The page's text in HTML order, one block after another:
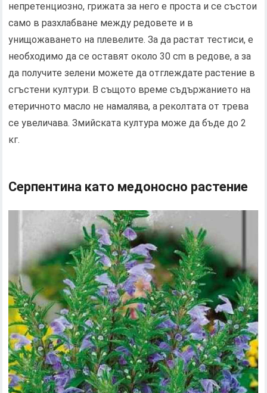
непретенциозно, грижата за него е проста и се състои
само в разхлабване между редовете и в
унищожаването на плевелите. За да растат тестиси, е
необходимо да се оставят около 30 cm в редове, а за
да получите зелени можете да отглеждате растение в
сгъстени култури. В същото време съдържанието на
етеричното масло не намалява, а реколтата от трева
се увеличава. Змийската култура може да бъде до 2
кг.
Серпентина като медоносно растение